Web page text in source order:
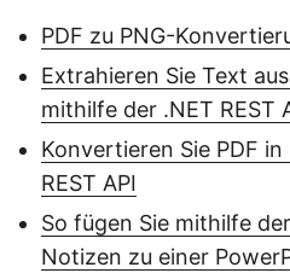
PDF zu PNG-
Extrahieren Sie Text
mithilfe der .NET REST
Konvertieren Sie PDF
REST API
So fügen Sie mithilfe
Notizen zu einer